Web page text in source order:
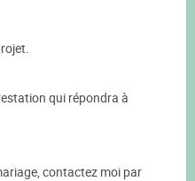
qui répondra à
contactez moi par